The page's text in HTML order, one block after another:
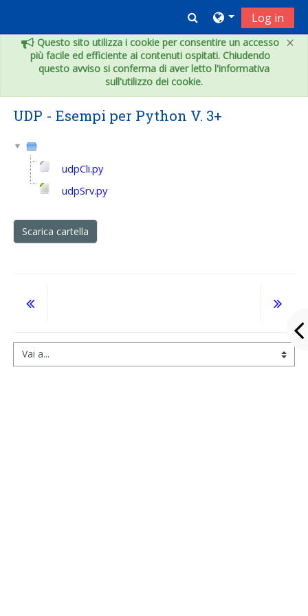
×
Questo sito utilizza i cookie per consentire un accesso
più facile ed efficiente ai contenuti ospitati. Chiudendo
questo avviso si conferma di aver letto l'informativa
sull'utilizzo dei cookie.
Toggle search
Log in
UDP - Esempi per Python V. 3+
udpCli.py
udpSrv.py
Scarica cartella
Vai a...